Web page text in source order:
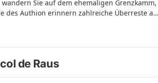
Sie auf dem ehemaligen Grenzkamm,
des Authion erinnern zahlreiche Überreste an
de Raus